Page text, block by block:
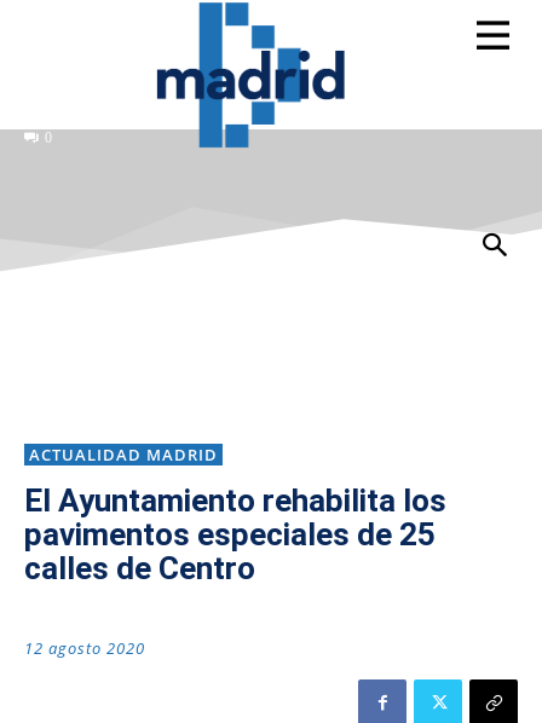
0
ACTUALIDAD MADRID
El Ayuntamiento rehabilita los
pavimentos especiales de 25
calles de Centro
12 agosto 2020